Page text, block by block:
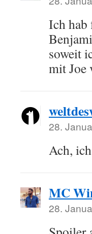
Ich hab
soweit
mit Joe
28.
Ach,
MC
28.